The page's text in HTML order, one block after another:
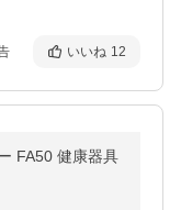
いいね 12
健康器具